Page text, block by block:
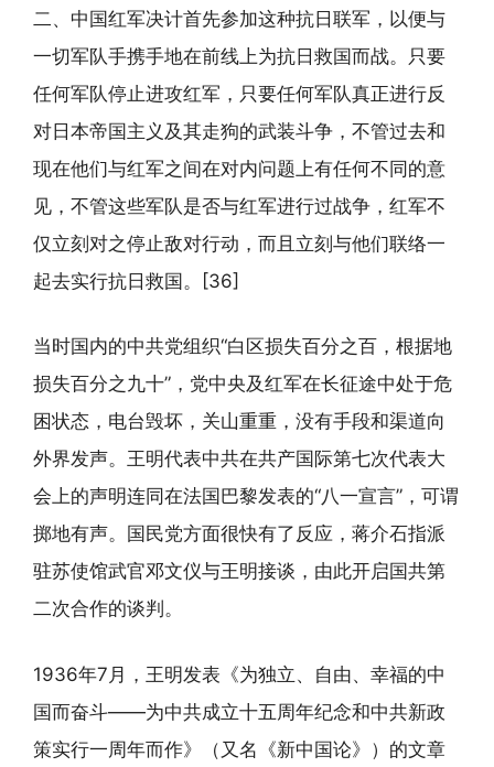
二、中国红军决计首先参加这种抗日联军，以便与
一切军队手携手地在前线上为抗日救国而战。只要
任何军队停止进攻红军，只要任何军队真正进行反
对日本帝国主义及其走狗的武装斗争，不管过去和
现在他们与红军之间在对内问题上有任何不同的意
见，不管这些军队是否与红军进行过战争，红军不
仅立刻对之停止敌对行动，而且立刻与他们联络一
起去实行抗日救国。[36]
当时国内的中共党组织“白区损失百分之百，根据地
损失百分之九十”，党中央及红军在长征途中处于危
困状态，电台毁坏，关山重重，没有手段和渠道向
外界发声。王明代表中共在共产国际第七次代表大
会上的声明连同在法国巴黎发表的“八一宣言”，可谓
掷地有声。国民党方面很快有了反应，蒋介石指派
驻苏使馆武官邓文仪与王明接谈，由此开启国共第
二次合作的谈判。
1936年7月，王明发表《为独立、自由、幸福的中
国而奋斗——为中共成立十五周年纪念和中共新政
策实行一周年而作》（又名《新中国论》）的文章